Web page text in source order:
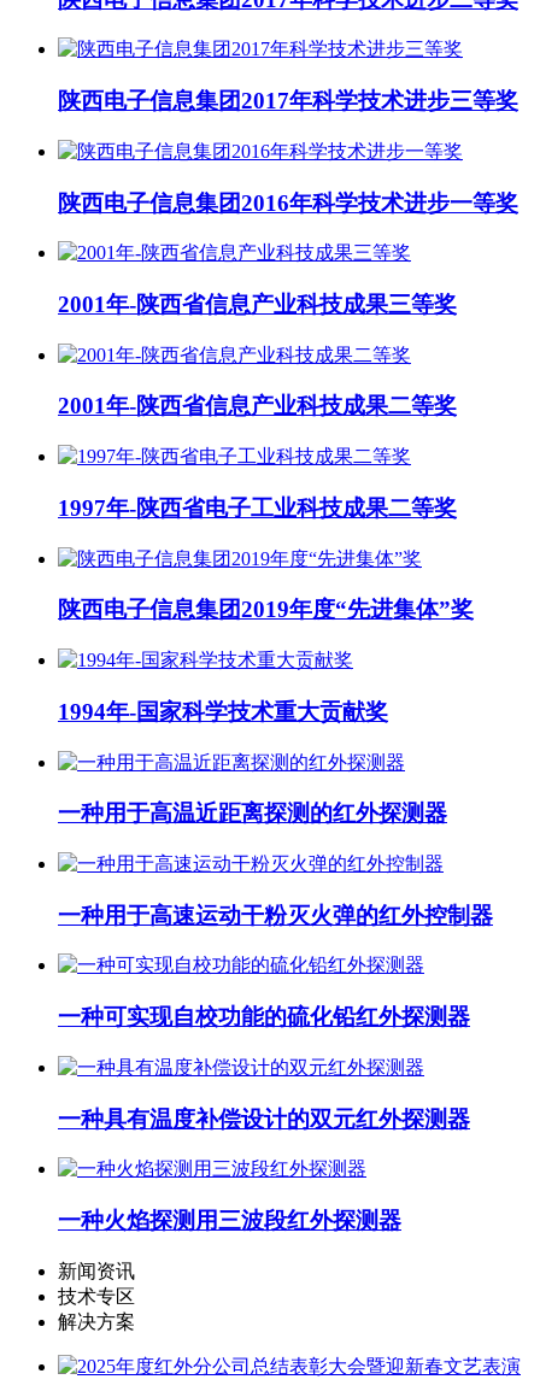
陕西电子信息集团2017年科学技术进步三等奖
陕西电子信息集团2016年科学技术进步一等奖
2001年-陕西省信息产业科技成果三等奖
2001年-陕西省信息产业科技成果二等奖
1997年-陕西省电子工业科技成果二等奖
陕西电子信息集团2019年度“先进集体”奖
1994年-国家科学技术重大贡献奖
一种用于高温近距离探测的红外探测器
一种用于高速运动干粉灭火弹的红外控制器
一种可实现自校功能的硫化铅红外探测器
一种具有温度补偿设计的双元红外探测器
一种火焰探测用三波段红外探测器
新闻资讯
技术专区
解决方案